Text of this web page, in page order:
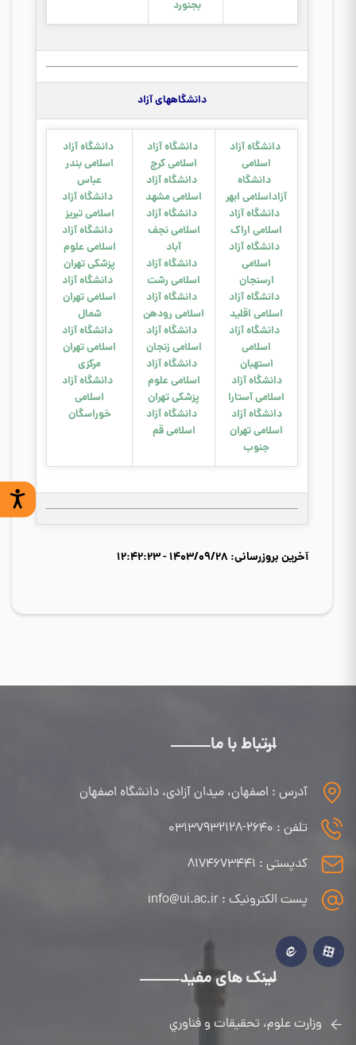
بجنورد
دانشگاههای آزاد
دانشگاه آزاد
اسلامی
دانشگاه
آزاداسلامی ابهر
دانشگاه آزاد
اسلامی اراک
دانشگاه آزاد
اسلامی
ارسنجان
دانشگاه آزاد
اسلامی اقلید
دانشگاه آزاد
اسلامی
استهبان
دانشگاه آزاد
اسلامی آستارا
دانشگاه آزاد
اسلامی تهران
جنوب
دانشگاه آزاد
اسلامی کرج
دانشگاه آزاد
اسلامیمشهد
دانشگاه آزاد
اسلامی نجف
آباد
دانشگاه آزاد
اسلامی رشت
دانشگاه آزاد
اسلامی رودهن
دانشگاه آزاد
اسلامی زنجان
دانشگاه آزاد
اسلامی علوم
پزشکی تهران
دانشگاه آزاد
اسلامی قم
دانشگاه آزاد
اسلامی بندر
عباس
دانشگاه آزاد
اسلامی تبریز
دانشگاه آزاد
اسلامی علوم
پزشکی تهران
دانشگاه آزاد
اسلامی تهران
شمال
دانشگاه آزاد
اسلامی تهران
مرکزی
دانشگاه آزاد
اسلامی
خوراسگان
آخرین بروزرسانی: 1403/09/28 - 12:42:23
ارتباط با ما
آدرس : اصفهان، میدان آزادی، دانشگاه اصفهان
تلفن : ۲۶۴۰-۰۳۱۳۷۹۳۲۱۲۸
کدپستی : ۸۱۷۴۶۷۳۴۴۱
پست الکترونیک : info@ui.ac.ir
لینک های مفید
وزارت علوم، تحقيقات و فناوري